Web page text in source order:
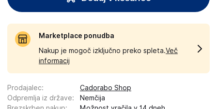
Marketplace ponudba
Nakup je mogoč izključno preko spleta.Več
informacij
Prodajalec:
Cadorabo Shop
Odpremlja iz države:
Nemčija